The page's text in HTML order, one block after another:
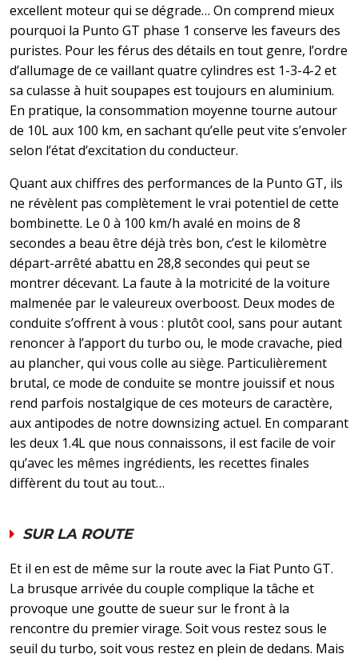
excellent moteur qui se dégrade… On comprend mieux
pourquoi la Punto GT phase 1 conserve les faveurs des
puristes. Pour les férus des détails en tout genre, l’ordre
d’allumage de ce vaillant quatre cylindres est 1-3-4-2 et
sa culasse à huit soupapes est toujours en aluminium.
En pratique, la consommation moyenne tourne autour
de 10L aux 100 km, en sachant qu’elle peut vite s’envoler
selon l’état d’excitation du conducteur.
Quant aux chiffres des performances de la Punto GT, ils
ne révèlent pas complètement le vrai potentiel de cette
bombinette. Le 0 à 100 km/h avalé en moins de 8
secondes a beau être déjà très bon, c’est le kilomètre
départ-arrêté abattu en 28,8 secondes qui peut se
montrer décevant. La faute à la motricité de la voiture
malmenée par le valeureux overboost. Deux modes de
conduite s’offrent à vous : plutôt cool, sans pour autant
renoncer à l’apport du turbo ou, le mode cravache, pied
au plancher, qui vous colle au siège. Particulièrement
brutal, ce mode de conduite se montre jouissif et nous
rend parfois nostalgique de ces moteurs de caractère,
aux antipodes de notre downsizing actuel. En comparant
les deux 1.4L que nous connaissons, il est facile de voir
qu’avec les mêmes ingrédients, les recettes finales
diffèrent du tout au tout…
SUR LA ROUTE
Et il en est de même sur la route avec la Fiat Punto GT.
La brusque arrivée du couple complique la tâche et
provoque une goutte de sueur sur le front à la
rencontre du premier virage. Soit vous restez sous le
seuil du turbo, soit vous restez en plein de dedans. Mais